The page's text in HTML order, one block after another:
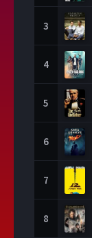
3
4
5
6
7
8